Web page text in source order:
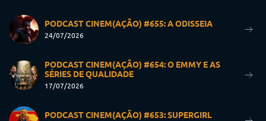
PODCAST CINEM(AÇÃO) #655: A ODISSEIA
24/07/2026
PODCAST CINEM(AÇÃO) #654: O EMMY E AS
SÉRIES DE QUALIDADE
17/07/2026
PODCAST CINEM(AÇÃO) #653: SUPERGIRL